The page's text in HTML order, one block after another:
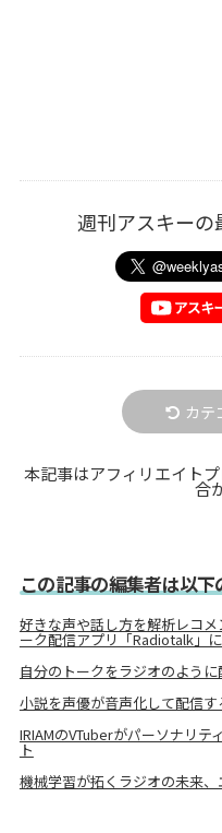
週刊アスキーの
カテ
本記事はアフィリエイト
合
この記事の編集者は以
好きな声や話し方を解析レコ
ーク配信アプリ「Radiotalk」
自分のトークをラジオのように
小説を声優が音声化して配信
IRIAMのVTuberがパーソナリ
ト
機械学習が拓くラジオの未来